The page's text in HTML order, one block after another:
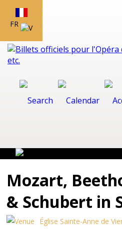
FR
Mozart,
& Schubert in
Église Sainte-Anne de